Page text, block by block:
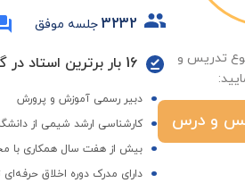
تدریس و
و درس
3232 جلسه موفق
16 بار برترین استاد در گروه درسی و فصول مختلف
دبیر رسمی آموزش و پرورش
کارشناسی ارشد شیمی از
بیش از هفت سال همکاری با
دارای مدرک دوره اخلاق